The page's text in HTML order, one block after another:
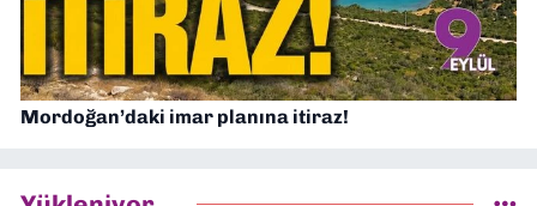
Mordoğan’daki imar planına itiraz!